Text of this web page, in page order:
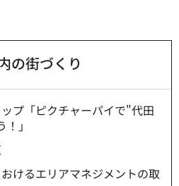
の街づくり
プ「ピクチャーパイで"代田
」
けるエリアマネジメントの取